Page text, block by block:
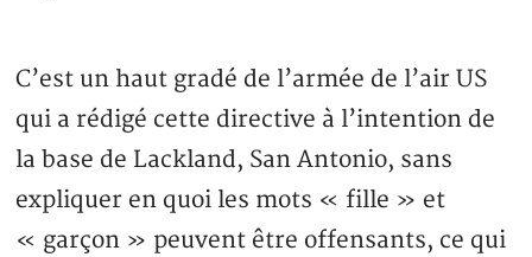
C’est un haut gradé de l’armée de l’air US
qui a rédigé cette directive à l’intention de
la base de Lackland, San Antonio, sans
expliquer en quoi les mots « fille » et
« garçon » peuvent être offensants, ce qui